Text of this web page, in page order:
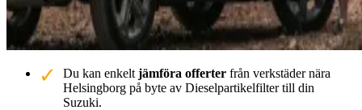
Du kan enkelt jämföra offerter från verkstäder nära
Helsingborg på byte av Dieselpartikelfilter till din
Suzuki.